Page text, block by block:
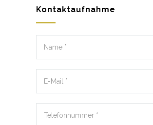
Kontaktaufnahme